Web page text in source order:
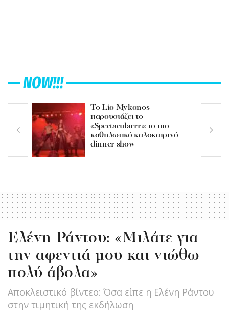
NOW!!!
Το Lío Mykonos
παρουσιάζει το
«Spectacularrr»: το πιο
καθηλωτικό καλοκαιρινό
dinner show
Ελένη Ράντου: «Μιλάτε για
την αφεντιά μου και νιώθω
πολύ άβολα»
Αποκλειστικό βίντεο: Όσα είπε η Eλένη Ράντου
στην τιμητική της εκδήλωση